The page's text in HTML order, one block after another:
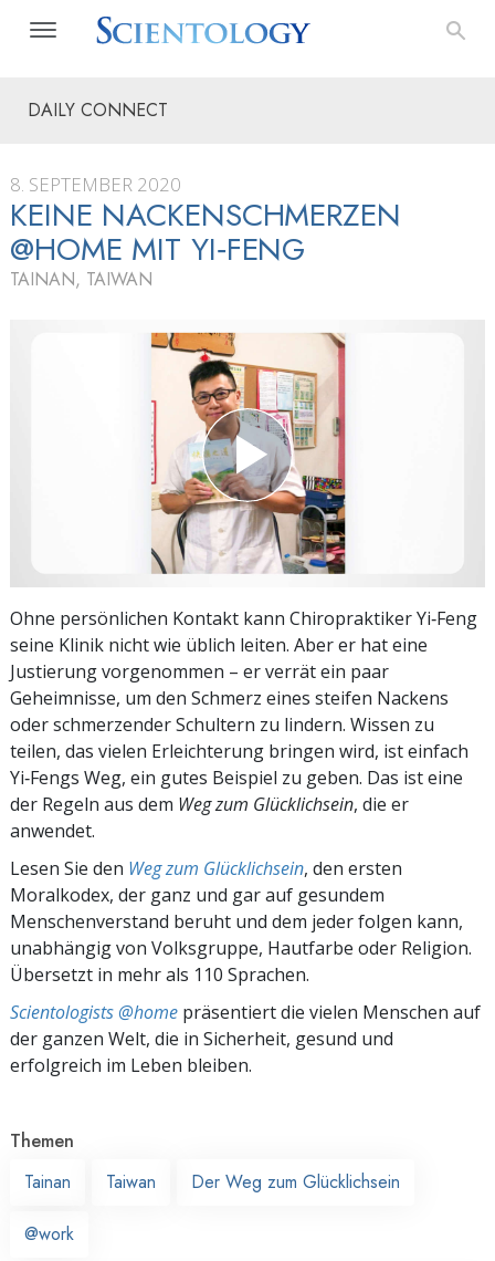
DAILY CONNECT
8. SEPTEMBER 2020
KEINE NACKENSCHMERZEN
@HOME MIT YI‑FENG
TAINAN, TAIWAN
Ohne persönlichen Kontakt kann Chiropraktiker Yi‑Feng
seine Klinik nicht wie üblich leiten. Aber er hat eine
Justierung vorgenommen – er verrät ein paar
Geheimnisse, um den Schmerz eines steifen Nackens
oder schmerzender Schultern zu lindern. Wissen zu
teilen, das vielen Erleichterung bringen wird, ist einfach
Yi‑Fengs Weg, ein gutes Beispiel zu geben. Das ist eine
der Regeln aus dem Weg zum Glücklichsein, die er
anwendet.
Lesen Sie den Weg zum Glücklichsein, den ersten
Moralkodex, der ganz und gar auf gesundem
Menschenverstand beruht und dem jeder folgen kann,
unabhängig von Volksgruppe, Hautfarbe oder Religion.
Übersetzt in mehr als 110 Sprachen.
Scientologists @home präsentiert die vielen Menschen auf
der ganzen Welt, die in Sicherheit, gesund und
erfolgreich im Leben bleiben.
Themen
Tainan
Taiwan Der Weg zum Glücklichsein
@work